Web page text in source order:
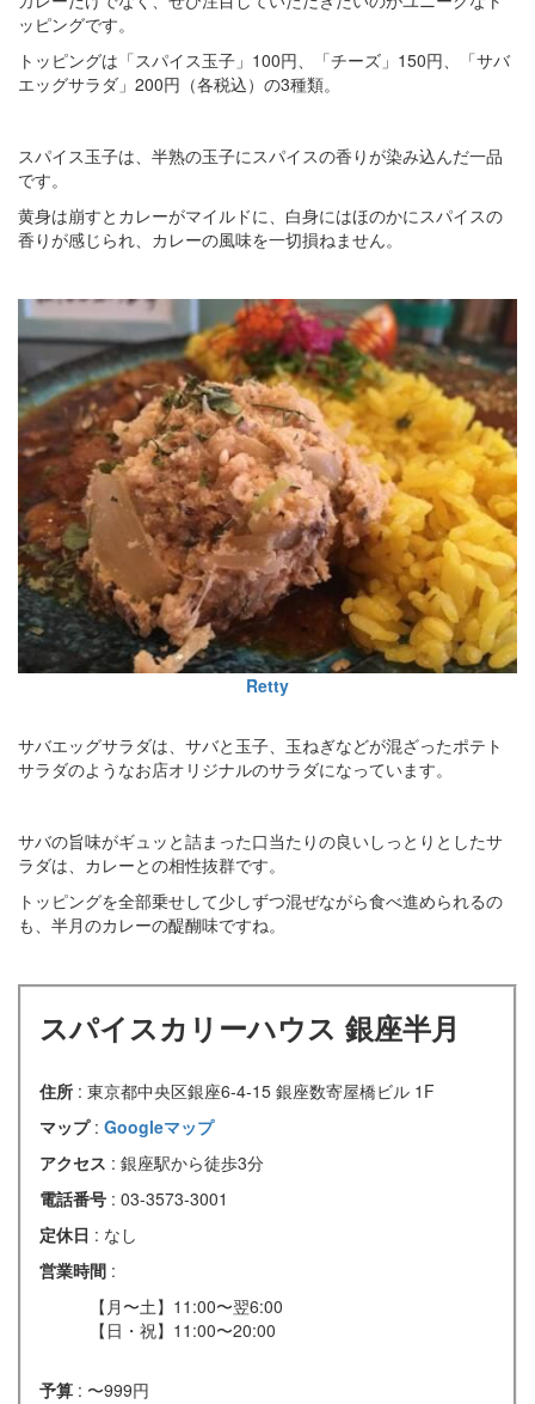
ッピングです。
トッピングは「スパイス玉子」100円、「チーズ」150円、「サバ
エッグサラダ」200円（各税込）の3種類。
スパイス玉子は、半熟の玉子にスパイスの香りが染み込んだ一品
です。
黄身は崩すとカレーがマイルドに、白身にはほのかにスパイスの
香りが感じられ、カレーの風味を一切損ねません。
Retty
サバエッグサラダは、サバと玉子、玉ねぎなどが混ざったポテト
サラダのようなお店オリジナルのサラダになっています。
サバの旨味がギュッと詰まった口当たりの良いしっとりとしたサ
ラダは、カレーとの相性抜群です。
トッピングを全部乗せして少しずつ混ぜながら食べ進められるの
も、半月のカレーの醍醐味ですね。
スパイスカリーハウス 銀座半月
住所 : 東京都中央区銀座6-4-15 銀座数寄屋橋ビル 1F
マップ : Googleマップ
アクセス : 銀座駅から徒歩3分
電話番号 : 03-3573-3001
定休日 : なし
営業時間 :
【月〜土】11:00〜翌6:00
【日・祝】11:00〜20:00
予算 : 〜999円